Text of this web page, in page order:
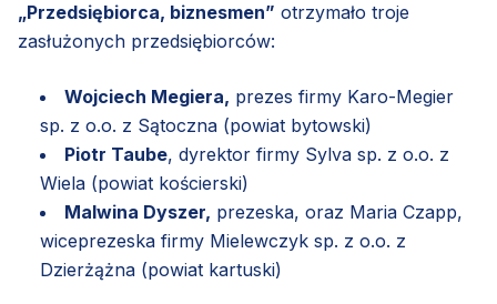
„Przedsiębiorca, biznesmen” otrzymało troje
zasłużonych przedsiębiorców:
Wojciech Megiera, prezes firmy Karo-Megier
sp. z o.o. z Sątoczna (powiat bytowski)
Piotr Taube, dyrektor firmy Sylva sp. z o.o. z
Wiela (powiat kościerski)
Malwina Dyszer, prezeska, oraz Maria Czapp,
wiceprezeska firmy Mielewczyk sp. z o.o. z
Dzierżążna (powiat kartuski)